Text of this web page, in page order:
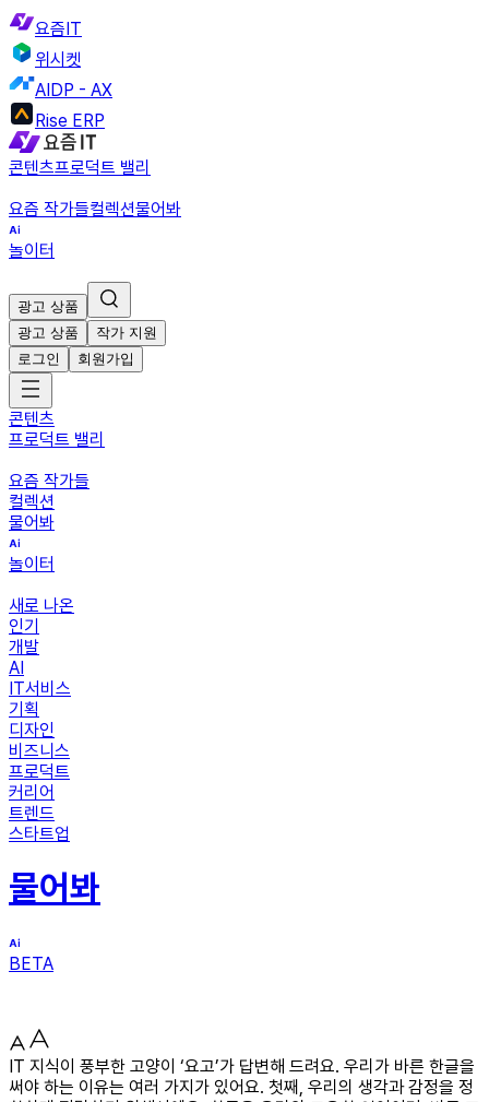
요즘IT
위시켓
AIDP - AX
Rise ERP
콘텐츠프로덕트 밸리
요즘 작가들컬렉션물어봐
놀이터
광고 상품
광고 상품
작가 지원
로그인
회원가입
콘텐츠
프로덕트 밸리
요즘 작가들
컬렉션
물어봐
놀이터
새로 나온
인기
개발
AI
IT서비스
기획
디자인
비즈니스
프로덕트
커리어
트렌드
스타트업
물어봐
BETA
IT 지식이 풍부한 고양이 ‘요고’가 답변해 드려요. 우리가 바른 한글을
써야 하는 이유는 여러 가지가 있어요. 첫째, 우리의 생각과 감정을 정